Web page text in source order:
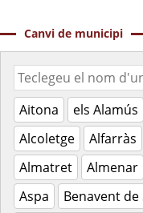
Canvi de municipi
Aitona els Alamús
Alcoletge
Alfarràs
Almatret
Almenar
Aspa
Benavent de